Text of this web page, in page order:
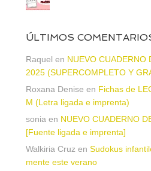
ÚLTIMOS
Raquel en NUEVO CUADERNO
2025 (SUPERCOMPLETO Y
Roxana Denise en Fichas de
M (Letra ligada e imprenta)
soniaen NUEVO CUADERNO
[Fuente ligada e imprenta]
Walkiria Cruzen Sudokus
mente este verano